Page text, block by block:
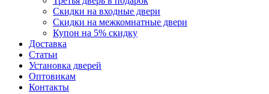
Скидки на входные двери
Скидки на межкомнатные двери
Купон на 5% скидку
Доставка
Статьи
Установка дверей
Оптовикам
Контакты